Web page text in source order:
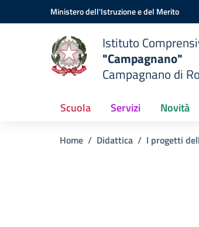
Vai ai contenuti
Vai al menu di navigazioneMinistero dell'Istruzione e del Merito
Istituto
"Campagnano"
Campagnano di
Scuola Servizi Novità
Home Didattica I progetti